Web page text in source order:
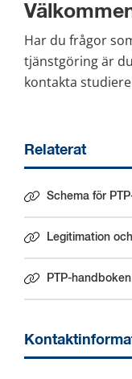
Har du frågor
tjänstgöring är
kontakta
Relaterat
Schema för
Legitimation
Länk till annan
PTP-
Länk till annan